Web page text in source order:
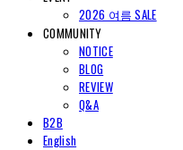
2026 여름 SALE
COMMUNITY
NOTICE
BLOG
REVIEW
Q&A
B2B
English